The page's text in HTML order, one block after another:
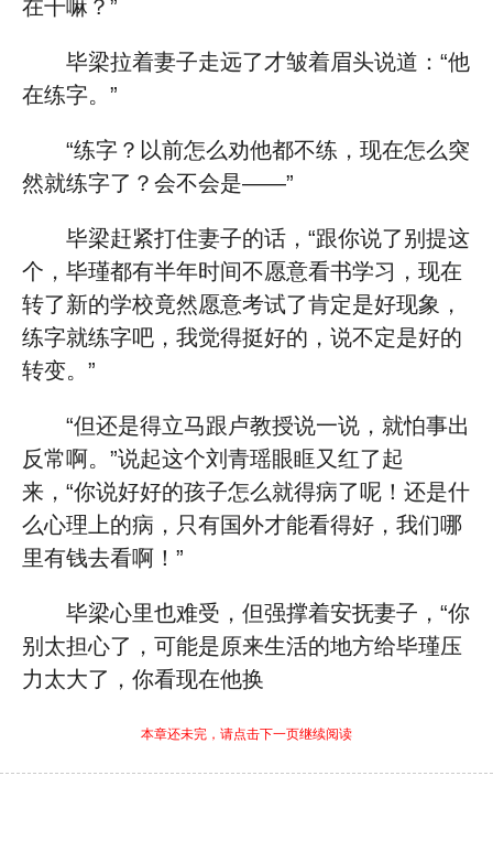
在干嘛？”
毕梁拉着妻子走远了才皱着眉头说道：“他
在练字。”
“练字？以前怎么劝他都不练，现在怎么突
然就练字了？会不会是——”
毕梁赶紧打住妻子的话，“跟你说了别提这
个，毕瑾都有半年时间不愿意看书学习，现在
转了新的学校竟然愿意考试了肯定是好现象，
练字就练字吧，我觉得挺好的，说不定是好的
转变。”
“但还是得立马跟卢教授说一说，就怕事出
反常啊。”说起这个刘青瑶眼眶又红了起
来，“你说好好的孩子怎么就得病了呢！还是什
么心理上的病，只有国外才能看得好，我们哪
里有钱去看啊！”
毕梁心里也难受，但强撑着安抚妻子，“你
别太担心了，可能是原来生活的地方给毕瑾压
力太大了，你看现在他换
本章还未完，请点击下一页继续阅读